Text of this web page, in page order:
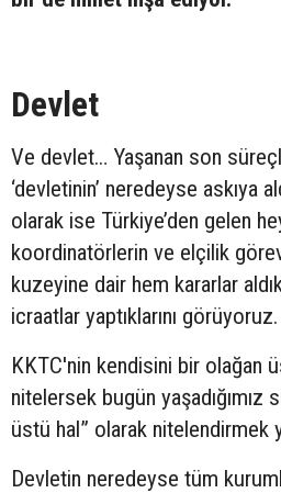
Devlet
Ve devlet… Yaşanan son
‘devletinin’ neredeyse askıya
olarak ise Türkiye’den gelen
koordinatörlerin ve elçilik
kuzeyine dair hem kararlar
icraatlar yaptıklarını görüyoruz.
KKTC'nin kendisini bir olağan
nitelersek bugün yaşadığımız
üstü hal” olarak nitelendirmek
Devletin neredeyse tüm